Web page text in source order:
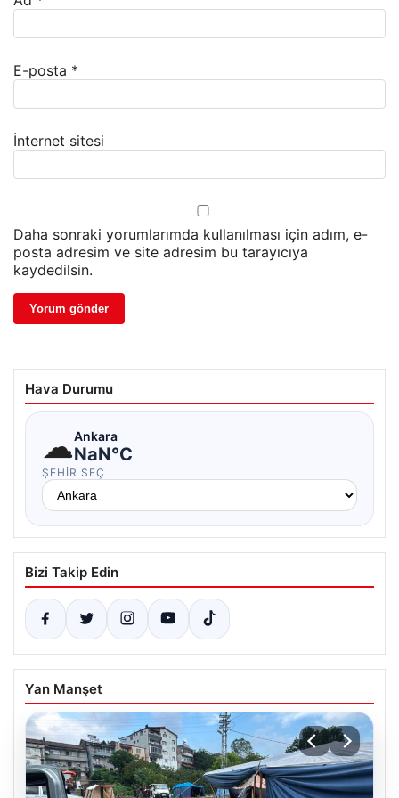
E-posta *
İnternet sitesi
Daha sonraki yorumlarımda kullanılması için adım, e-
posta adresim ve site adresim bu tarayıcıya
kaydedilsin.
Hava Durumu
☁Ankara
NaN°C
ŞEHIR SEÇ
Bizi Takip Edin
Yan Manşet